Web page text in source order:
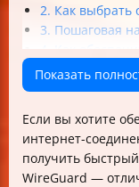
2. Как выбрать
3. Пошаговая
4. Как
WireGuard VPN
5. Что делать,
6. Как
работает
Итог
Показать
Если вы хотите
интернет-
получить
WireGuard —